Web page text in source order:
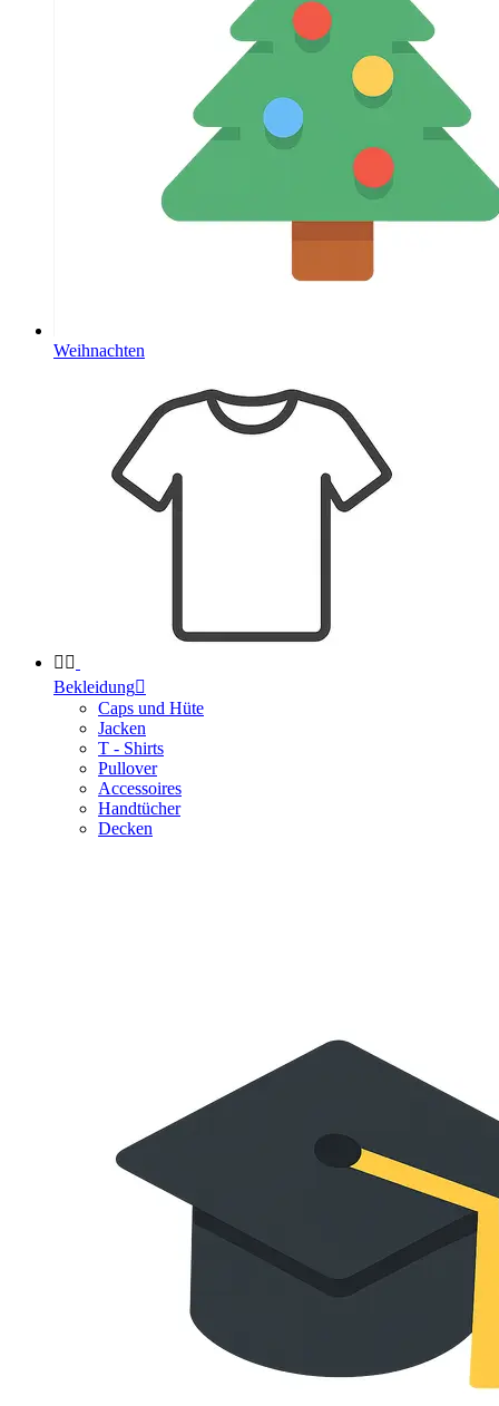
Weihnachten
 
Bekleidung
Caps und Hüte
Jacken
T - Shirts
Pullover
Accessoires
Handtücher
Decken